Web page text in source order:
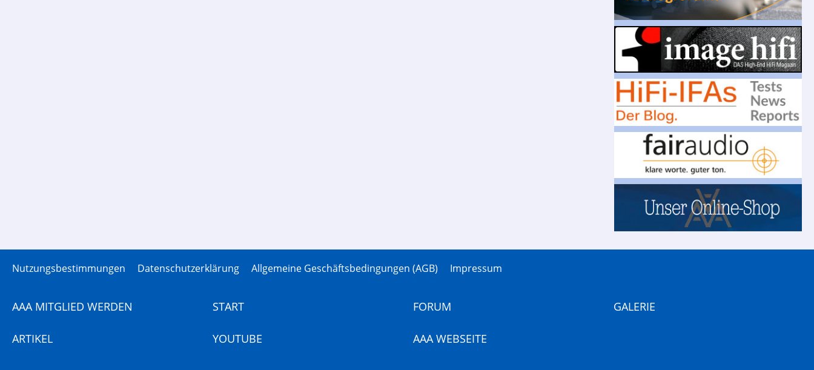
Nutzungsbestimmungen Datenschutzerklärung Allgemeine Geschäftsbedingungen (AGB) Impressum
AAA MITGLIED WERDEN START FORUM GALERIE
ARTIKEL YOUTUBE AAA WEBSEITE